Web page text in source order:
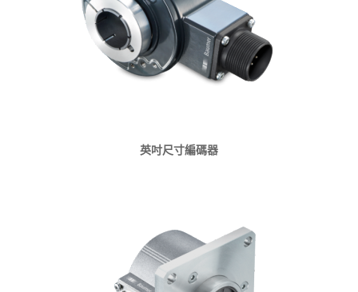
英吋尺寸編碼器